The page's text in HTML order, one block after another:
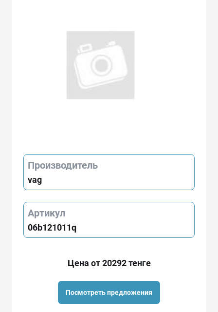
Производитель
vag
Артикул
06b121011q
Цена от 20292 тенге
Посмотреть предложения